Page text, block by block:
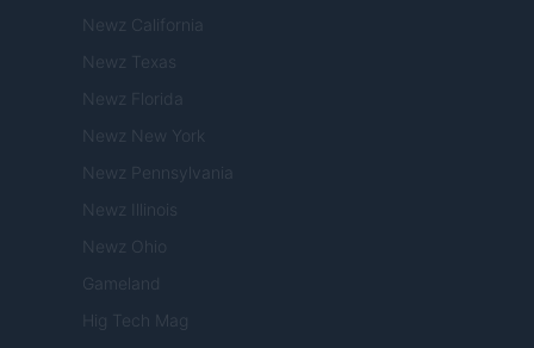
Newz California
Newz Texas
Newz Florida
Newz New York
Newz Pennsylvania
Newz Illinois
Newz Ohio
Gameland
Hig Tech Mag